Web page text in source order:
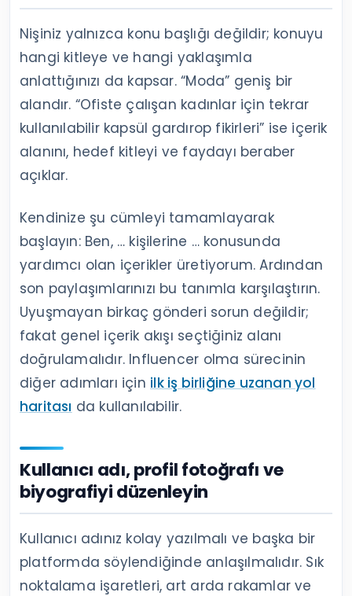
Nişiniz yalnızca konu başlığı değildir; konuyu
hangi kitleye ve hangi yaklaşımla
anlattığınızı da kapsar. “Moda” geniş bir
alandır. “Ofiste çalışan kadınlar için tekrar
kullanılabilir kapsül gardırop fikirleri” ise içerik
alanını, hedef kitleyi ve faydayı beraber
açıklar.
Kendinize şu cümleyi tamamlayarak
başlayın: Ben, … kişilerine … konusunda
yardımcı olan içerikler üretiyorum. Ardından
son paylaşımlarınızı bu tanımla karşılaştırın.
Uyuşmayan birkaç gönderi sorun değildir;
fakat genel içerik akışı seçtiğiniz alanı
doğrulamalıdır. Influencer olma sürecinin
diğer adımları için ilk iş birliğine uzanan yol
haritası da kullanılabilir.
Kullanıcı adı, profil fotoğrafı ve
biyografiyi düzenleyin
Kullanıcı adınız kolay yazılmalı ve başka bir
platformda söylendiğinde anlaşılmalıdır. Sık
noktalama işaretleri, art arda rakamlar ve